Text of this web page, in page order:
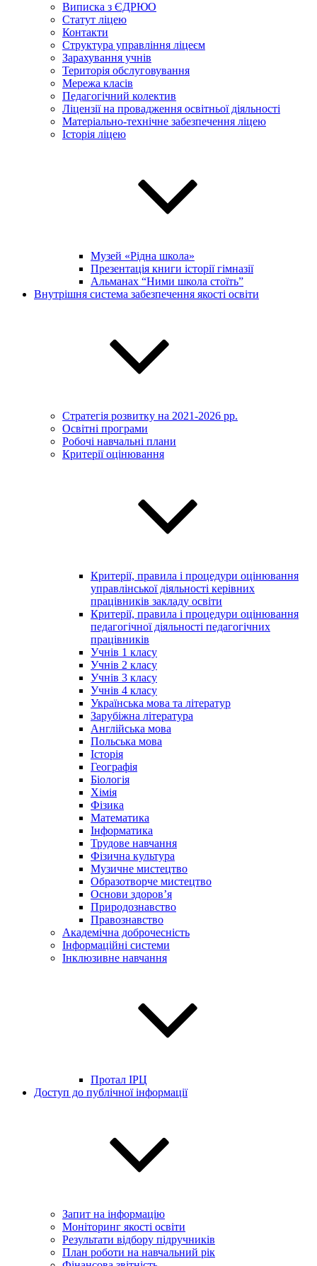
Виписка з ЄДРЮО
Статут ліцею
Контакти
Структура управління ліцеєм
Зарахування учнів
Територія обслуговування
Мережа класів
Педагогічний колектив
Ліцензії на провадження освітньої діяльності
Матеріально-технічне забезпечення ліцею
Історія ліцею
Музей «Рідна школа»
Презентація книги історії гімназії
Альманах “Ними школа стоїть”
Внутрішня система забезпечення якості освіти
Стратегія розвитку на 2021-2026 рр.
Освітні програми
Робочі навчальні плани
Критерії оцінювання
Критерії, правила і процедури оцінювання
управлінської діяльності керівних
працівників закладу освіти
Критерії, правила і процедури оцінювання
педагогічної діяльності педагогічних
працівників
Учнів 1 класу
Учнів 2 класу
Учнів 3 класу
Учнів 4 класу
Українська мова та літератур
Зарубіжна література
Англійська мова
Польська мова
Історія
Географія
Біологія
Хімія
Фізика
Математика
Інформатика
Трудове навчання
Фізична культура
Музичне мистецтво
Образотворче мистецтво
Основи здоров’я
Природознавство
Правознавство
Академічна доброчесність
Інформаційні системи
Інклюзивне навчання
Протал ІРЦ
Доступ до публічної інформації
Запит на інформацію
Моніторинг якості освіти
Результати відбору підручників
План роботи на навчальний рік